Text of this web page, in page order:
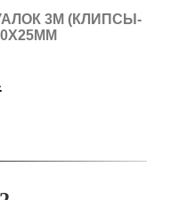
3М (КЛИПСЫ-